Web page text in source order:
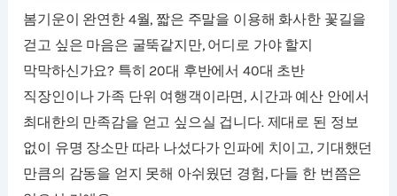
봄기운이 완연한 4월, 짧은 주말을 이용해 화사한 꽃길을
걷고 싶은 마음은 굴뚝같지만, 어디로 가야 할지
막막하신가요? 특히 20대 후반에서 40대 초반
직장인이나 가족 단위 여행객이라면, 시간과 예산 안에서
최대한의 만족감을 얻고 싶으실 겁니다. 제대로 된 정보
없이 유명 장소만 따라 나섰다가 인파에 치이고, 기대했던
만큼의 감동을 얻지 못해 아쉬웠던 경험, 다들 한 번쯤은